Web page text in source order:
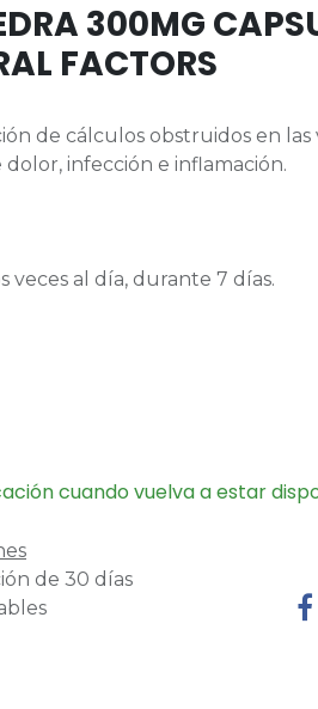
300MG
FACTORS
de cálculos obstruidos en las
dolor, infección e inflamación.
veces al día, durante 7 días.
cuando vuelva a estar
de 30 días